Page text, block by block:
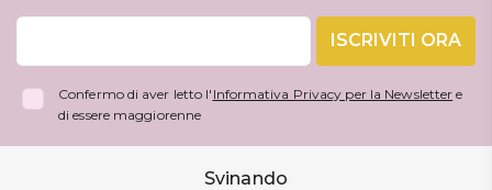
ISCRIVITI ORA
Confermo di aver letto l' Informativa Privacy per la Newsletter e
di essere maggiorenne
Svinando